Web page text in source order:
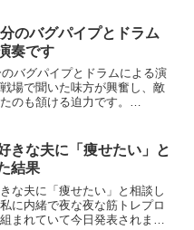
のバグパイプとドラム
奏です
のバグパイプとドラムによる演
場で聞いた味方が興奮し、敵
のも頷ける迫力です。
2...
きな夫に「痩せたい」と
結果
な夫に「痩せたい」と相談し
に内緒で夜な夜な筋トレプロ
まれていて今日発表されまし